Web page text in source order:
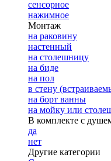
сенсорное
нажимное
Монтаж
на раковину
настенный
на столешницу
на биде
на пол
в стену
на борт ванны
на мойку или
В комплекте с
да
нет
Другие категории